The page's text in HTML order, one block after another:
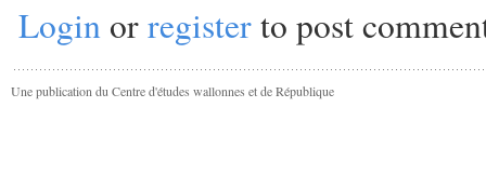
Loginorregisterto post
Une publication du Centre d'études wallonnes et de République